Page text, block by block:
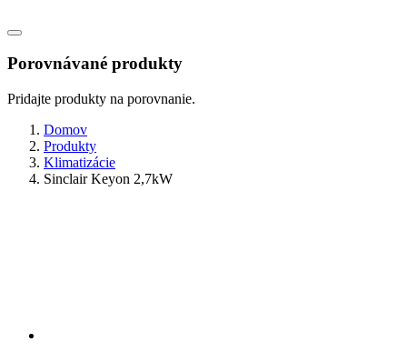
Porovnávané produkty
Pridajte produkty na porovnanie.
Domov
Produkty
Klimatizácie
Sinclair Keyon 2,7kW